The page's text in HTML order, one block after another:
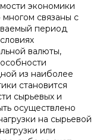
экономики
связаны с
период
валюты,
из наиболее
становится
сырьевых и
осуществлено
на сырьевой
или